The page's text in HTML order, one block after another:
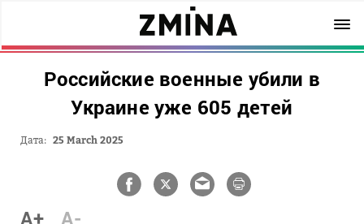
Российские военные убили в
Украине уже 605 детей
Дата: 25 March 2025
A+ A-